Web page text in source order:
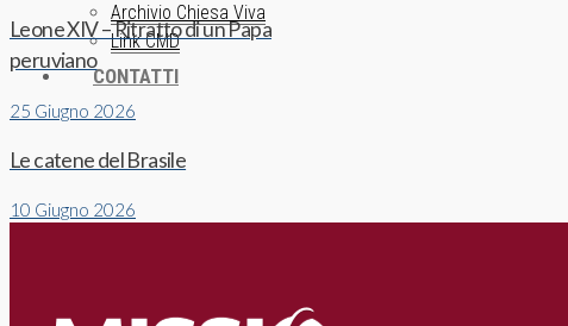
Archivio Chiesa Viva
Link CMD
CONTATTI
Leone XIV – Ritratto di un Papa
peruviano
25 Giugno 2026
Le catene del Brasile
10 Giugno 2026